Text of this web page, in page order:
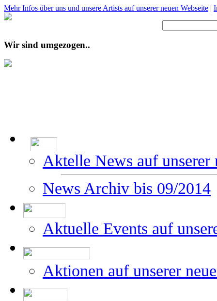
Mehr Infos über uns und unsere Artists auf unserer neuen Webseite |
Wir sind umgezogen..
Aktelle News auf unserer
News Archiv bis 09/2014
Aktuelle Events auf
Aktionen auf unserer